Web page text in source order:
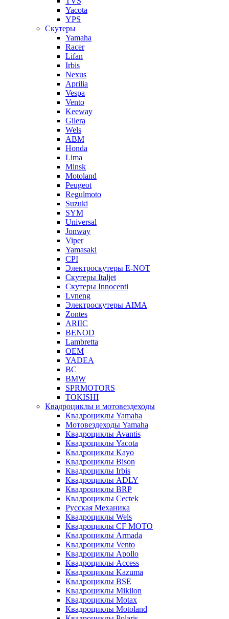
Yacota
YPS
Скутеры
Yamaha
Racer
Lifan
Irbis
Nexus
Aprilia
Vespa
Vento
Keeway
Gilera
Wels
ABM
Honda
Lima
Minsk
Motoland
Peugeot
Regulmoto
Suzuki
SYM
Universal
Jonway
Viper
Yamasaki
CPI
Электроскутеры E-NOT
Скутеры Italjet
Скутеры Innocenti
Lvneng
Электроскутеры AIMA
Zontes
ARIIC
BENOD
Lambretta
OEM
YADEA
BC
BMW
SPRMOTORS
TOKISHI
Квадроциклы и мотовездеходы
Квадроциклы Yamaha
Мотовездеходы Yamaha
Квадроциклы Avantis
Квадроциклы Yacota
Квадроциклы Kayo
Квадроциклы Bison
Квадроциклы Irbis
Квадроциклы ADLY
Квадроциклы BRP
Квадроциклы Cectek
Русская Механика
Квадроциклы Wels
Квадроциклы CF MOTO
Квадроциклы Armada
Квадроциклы Vento
Квадроциклы Apollo
Квадроциклы Access
Квадроциклы Kazuma
Квадроциклы BSE
Квадроциклы Mikilon
Квадроциклы Motax
Квадроциклы Motoland